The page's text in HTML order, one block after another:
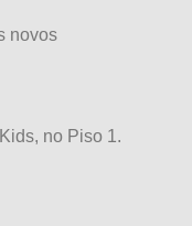
novos
no Piso 1.